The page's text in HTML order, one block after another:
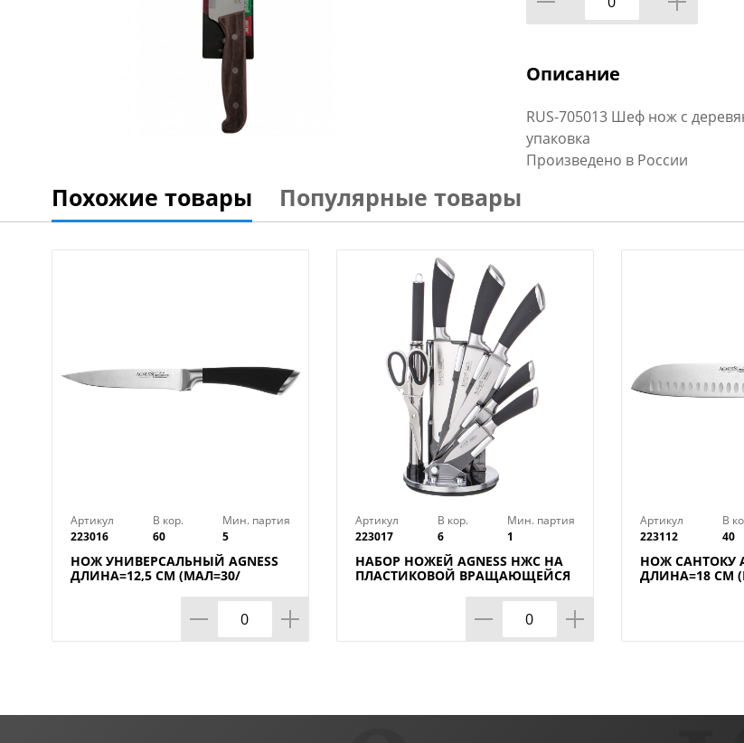
Описание
RUS-705013 Шеф нож с
упаковка
Произведено в России
Похожие товары Популярные товары
Артикул
223016
В кор.
60
Мин. партия
5
НОЖ УНИВЕРСАЛЬНЫЙ AGNESS
ДЛИНА=12,5 СМ (МАЛ=30/
Артикул
223017
В кор.
6
Мин. партия
1
НАБОР НОЖЕЙ AGNESS НЖС НА
ПЛАСТИКОВОЙ ВРАЩАЮЩЕЙСЯ
Артикул
223112
В
40
НОЖ САНТОКУ
ДЛИНА=18 СМ